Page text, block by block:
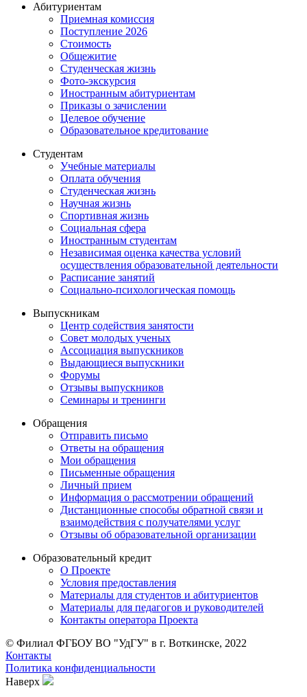
Абитуриентам
Приемная комиссия
Поступление 2026
Стоимость
Общежитие
Студенческая жизнь
Фото-экскурсия
Иностранным абитуриентам
Приказы о зачислении
Целевое обучение
Образовательное кредитование
Студентам
Учебные материалы
Оплата обучения
Студенческая жизнь
Научная жизнь
Спортивная жизнь
Социальная сфера
Иностранным студентам
Независимая оценка качества условий
осуществления образовательной деятельности
Расписание занятий
Социально-психологическая помощь
Выпускникам
Центр содействия занятости
Совет молодых ученых
Ассоциация выпускников
Выдающиеся выпускники
Форумы
Отзывы выпускников
Семинары и тренинги
Обращения
Отправить письмо
Ответы на обращения
Мои обращения
Письменные обращения
Личный прием
Информация о рассмотрении обращений
Дистанционные способы обратной связи и
взаимодействия с получателями услуг
Отзывы об образовательной организации
Образовательный кредит
О Проекте
Условия предоставления
Материалы для студентов и абитуриентов
Материалы для педагогов и руководителей
Контакты опе ратора Проекта
© Филиал ФГБОУ ВО "УдГУ" в г. Воткинске, 2022
Контакты
Политика конфиденциальности
Наверх